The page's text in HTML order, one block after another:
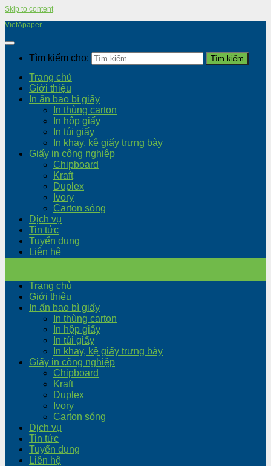
Skip to content
VietApaper
Tìm kiếm cho:
Trang chủ
Giới thiệu
In ấn bao bì giấy
In thùng carton
In hộp giấy
In túi giấy
In khay, kệ giấy trưng bày
Giấy in công nghiệp
Chipboard
Kraft
Duplex
Ivory
Carton sóng
Dịch vụ
Tin tức
Tuyển dụng
Liên hệ
Trang chủ
Giới thiệu
In ấn bao bì giấy
In thùng carton
In hộp giấy
In túi giấy
In khay, kệ giấy trưng bày
Giấy in công nghiệp
Chipboard
Kraft
Duplex
Ivory
Carton sóng
Dịch vụ
Tin tức
Tuyển dụng
Liên hệ